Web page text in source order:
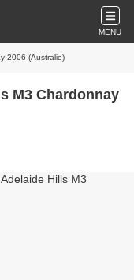
MENU
2006 (Australie)
M3 Chardonnay